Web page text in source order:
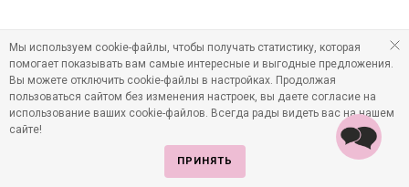
Мы используем cookie-файлы, чтобы получать статистику, которая
помогает показывать вам самые интересные и выгодные предложения.
Вы можете отключить cookie-файлы в настройках. Продолжая
пользоваться сайтом без изменения настроек, вы даете согласие на
использование ваших cookie-файлов. Всегда рады видеть вас на нашем
сайте!
ПРИНЯТЬ